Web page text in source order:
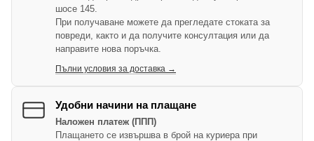
шосе 145.
При получаване можете да прегледате стоката за
повреди, както и да получите консултация или да
направите нова поръчка.
Пълни условия за доставка →
Удобни начини на плащане
Наложен платеж (ППП)
Плащането се извършва в брой на куриера при